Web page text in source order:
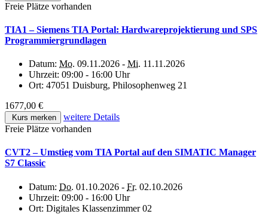
Freie Plätze vorhanden
TIA1 – Siemens TIA Portal: Hardwareprojektierung und SPS
Programmiergrundlagen
Datum: Mo. 09.11.2026 - Mi. 11.11.2026
Uhrzeit: 09:00 - 16:00 Uhr
Ort: 47051 Duisburg, Philosophenweg 21
1677,00 €
Kurs merken
weitere Details
Freie Plätze vorhanden
CVT2 – Umstieg vom TIA Portal auf den SIMATIC Manager
S7 Classic
Datum: Do. 01.10.2026 - Fr. 02.10.2026
Uhrzeit: 09:00 - 16:00 Uhr
Ort: Digitales Klassenzimmer 02